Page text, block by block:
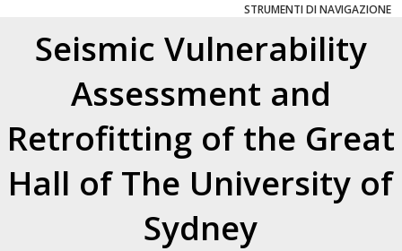
STRUMENTI DI NAVIGAZIONE
Seismic Vulnerability
Assessment and
Retrofitting of the Great
Hall of The University of
Sydney